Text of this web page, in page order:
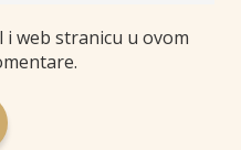
i web stranicu u ovom